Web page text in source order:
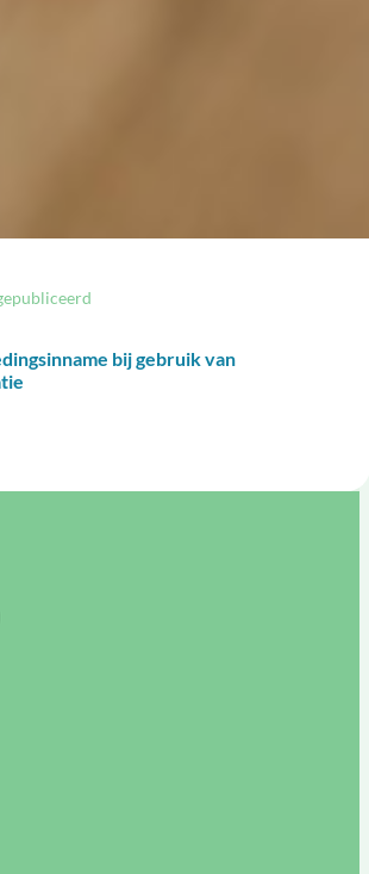
bij gebruik van